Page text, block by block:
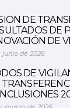
DE
DE
DE
junio de 2026
DE